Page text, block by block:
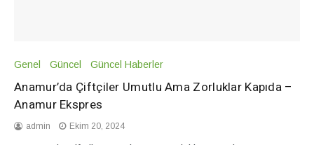
Genel Güncel Güncel Haberler
Anamur’da Çiftçiler Umutlu Ama Zorluklar Kapıda –
Anamur Ekspres
admin Ekim 20, 2024